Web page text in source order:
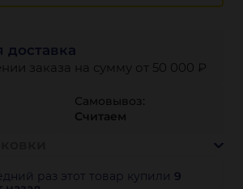
доставка
заказа на сумму от 50 000 ₽
Самовывоз:
Считаем
раз этот товар купили 9